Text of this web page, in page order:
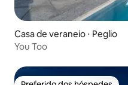
Casa de veraneio ⋅ Peglio
You Too